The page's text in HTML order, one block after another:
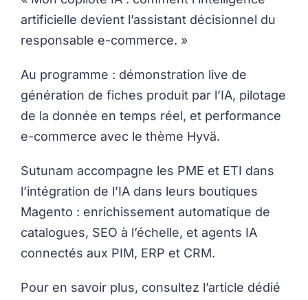
artificielle devient l’assistant décisionnel du
responsable e-commerce. »
Au programme : démonstration live de
génération de fiches produit par l’IA, pilotage
de la donnée en temps réel, et performance
e-commerce avec le thème Hyvä.
Sutunam accompagne les PME et ETI dans
l’intégration de l’IA dans leurs boutiques
Magento : enrichissement automatique de
catalogues, SEO à l’échelle, et agents IA
connectés aux PIM, ERP et CRM.
Pour en savoir plus, consultez l’article dédié